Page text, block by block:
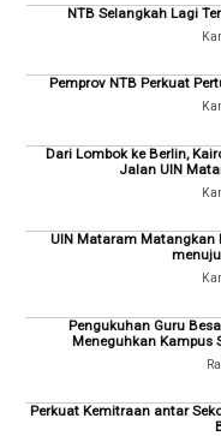
NTB Selangkah Lagi
Pemprov NTB Perkuat
Dari Lombok ke Berlin,
Jalan UIN
UIN Mataram Matangkan
Pengukuhan Guru
Meneguhkan Kampus
Perkuat Kemitraan antar